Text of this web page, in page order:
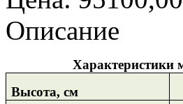
Описание
Характеристики
Высота, см